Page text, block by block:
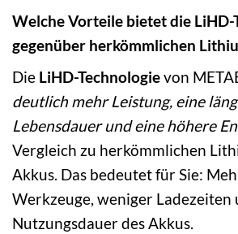
Welche Vorteile bietet die LiHD-
gegenüber herkömmlichen
Die LiHD-Technologievon
deutlich mehr Leistung, eine
Lebensdauer und eine höhere
Vergleich zu herkömmlichen
Akkus. Das bedeutet für Sie:
Werkzeuge, weniger Ladezeiten
Nutzungsdauer des Akkus.